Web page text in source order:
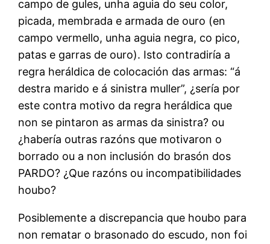
campo de gules, unha aguia do seu color,
picada, membrada e armada de ouro (en
campo vermello, unha aguia negra, co pico,
patas e garras de ouro). Isto contradiría a
regra heráldica de colocación das armas: “á
destra marido e á sinistra muller”, ¿sería por
este contra motivo da regra heráldica que
non se pintaron as armas da sinistra? ou
¿habería outras razóns que motivaron o
borrado ou a non inclusión do brasón dos
PARDO? ¿Que razóns ou incompatibilidades
houbo?
Posiblemente a discrepancia que houbo para
non rematar o brasonado do escudo, non foi